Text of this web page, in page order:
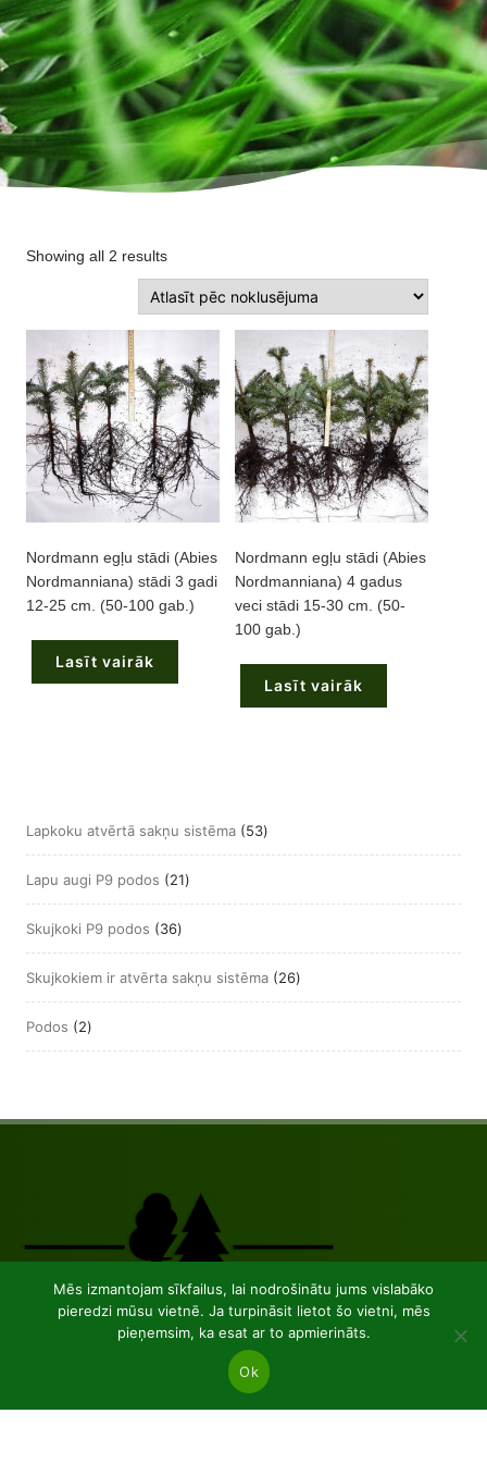
Showing all 2 results
Nordmann egļu stādi (Abies
Nordmanniana) stādi 3 gadi
12-25 cm. (50-100 gab.)
Lasīt vairāk
Nordmann egļu stādi (Abies
Nordmanniana) 4 gadus
veci stādi 15-30 cm. (50-
100 gab.)
Lasīt vairāk
Lapkoku atvērtā sakņu sistēma 5353
produkts
Lapu augi P9 podos
2121
produkts
Skujkoki P9 podos
3636
produkts
Skujkokiem ir atvērta sakņu sistēma
2626
produkts
Podos
22
produkts
Mēs izmantojam sīkfailus, lai nodrošinātu jums vislabāko
pieredzi mūsu vietnē. Ja turpināsit lietot šo vietni, mēs
pieņemsim, ka esat ar to apmierināts.
Ok